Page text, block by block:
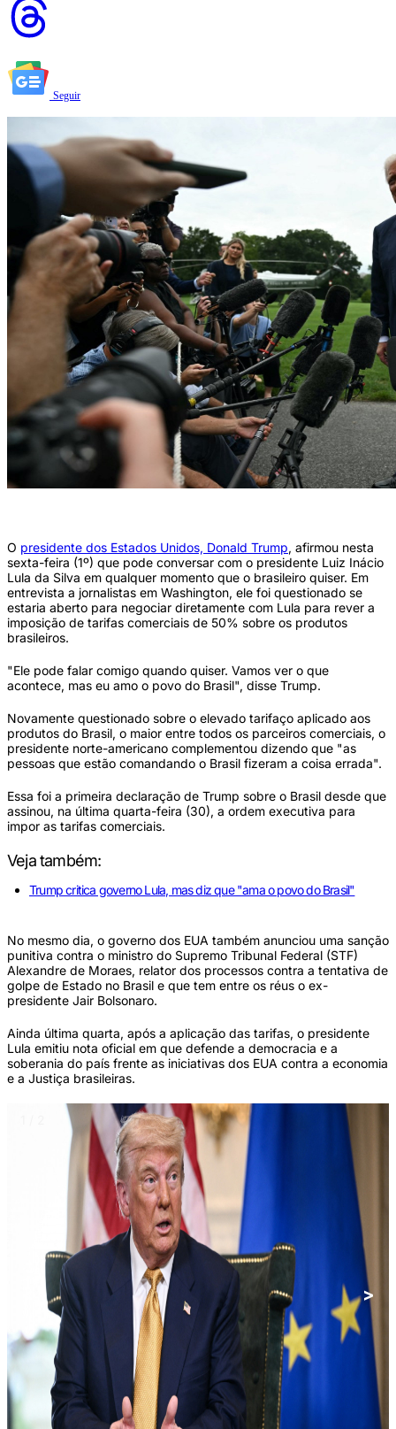
Seguir
O presidente dos Estados Unidos, Donald Trump, afirmou nesta
sexta-feira (1º) que pode conversar com o presidente Luiz Inácio
Lula da Silva em qualquer momento que o brasileiro quiser. Em
entrevista a jornalistas em Washington, ele foi questionado se
estaria aberto para negociar diretamente com Lula para rever a
imposição de tarifas comerciais de 50% sobre os produtos
brasileiros.
"Ele pode falar comigo quando quiser. Vamos ver o que
acontece, mas eu amo o povo do Brasil", disse Trump.
Novamente questionado sobre o elevado tarifaço aplicado aos
produtos do Brasil, o maior entre todos os parceiros comerciais, o
presidente norte-americano complementou dizendo que "as
pessoas que estão comandando o Brasil fizeram a coisa errada".
Essa foi a primeira declaração de Trump sobre o Brasil desde que
assinou, na última quarta-feira (30), a ordem executiva para
impor as tarifas comerciais.
Veja também:
Trump critica governo Lula, mas diz que "ama o povo do Brasil"
No mesmo dia, o governo dos EUA também anunciou uma sanção
punitiva contra o ministro do Supremo Tribunal Federal (STF)
Alexandre de Moraes, relator dos processos contra a tentativa de
golpe de Estado no Brasil e que tem entre os réus o ex-
presidente Jair Bolsonaro.
Ainda última quarta, após a aplicação das tarifas, o presidente
Lula emitiu nota oficial em que defende a democracia e a
soberania do país frente as iniciativas dos EUA contra a economia
e a Justiça brasileiras.
>